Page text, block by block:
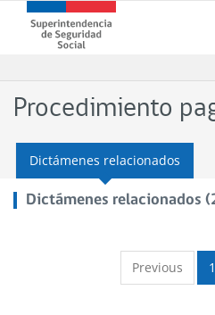
contenido
Superintendencia
de
(SUSESO)
-
de
Chile
Procedimiento
Dictámenes relacionados
Dictámenes relacionados
Previous 1